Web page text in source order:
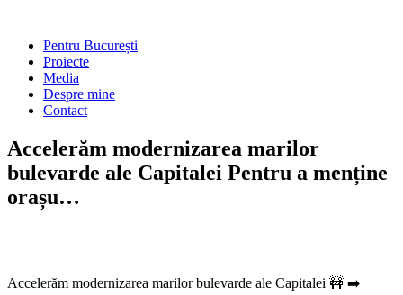
content
Main
Menu
Pentru București
Proiecte
Media
Despre mine
Contact
Accelerăm modernizarea marilor
bulevarde ale Capitalei Pentru a menține
orașu…
Accelerăm modernizarea marilor bulevarde ale Capitalei 🚧 ➡️